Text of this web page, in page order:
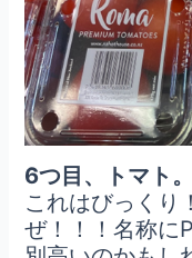
6つ目、トマト。
これはびっくり
ぜ！！！名称に